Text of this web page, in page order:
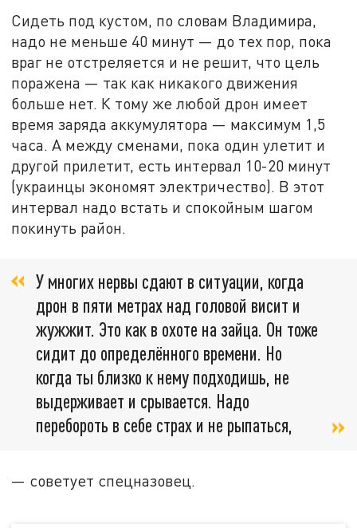
Сидеть под кустом, по словам Владимира,
надо не меньше 40 минут — до тех пор, пока
враг не отстреляется и не решит, что цель
поражена — так как никакого движения
больше нет. К тому же любой дрон имеет
время заряда аккумулятора — максимум 1,5
часа. А между сменами, пока один улетит и
другой прилетит, есть интервал 10-20 минут
(украинцы экономят электричество). В этот
интервал надо встать и спокойным шагом
покинуть район.
У многих нервы сдают в ситуации, когда
дрон в пяти метрах над головой висит и
жужжит. Это как в охоте на зайца. Он тоже
сидит до определённого времени. Но
когда ты близко к нему подходишь, не
выдерживает и срывается. Надо
перебороть в себе страх и не рыпаться,
— советует спецназовец.